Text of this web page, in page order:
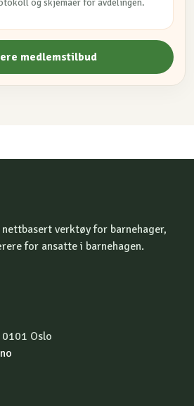
medlemstilbud
verktøy for barnehager,
for ansatte i barnehagen.
Oslo